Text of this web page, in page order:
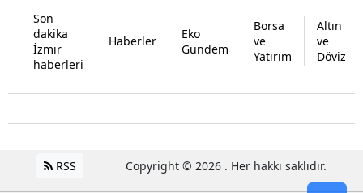
Son
dakika
İzmir
haberleri
Haberler
Eko
Gündem
Borsa
ve
Yatırım
Altın
ve
Döviz
RSS Copyright © 2026 . Her hakkı saklıdır.